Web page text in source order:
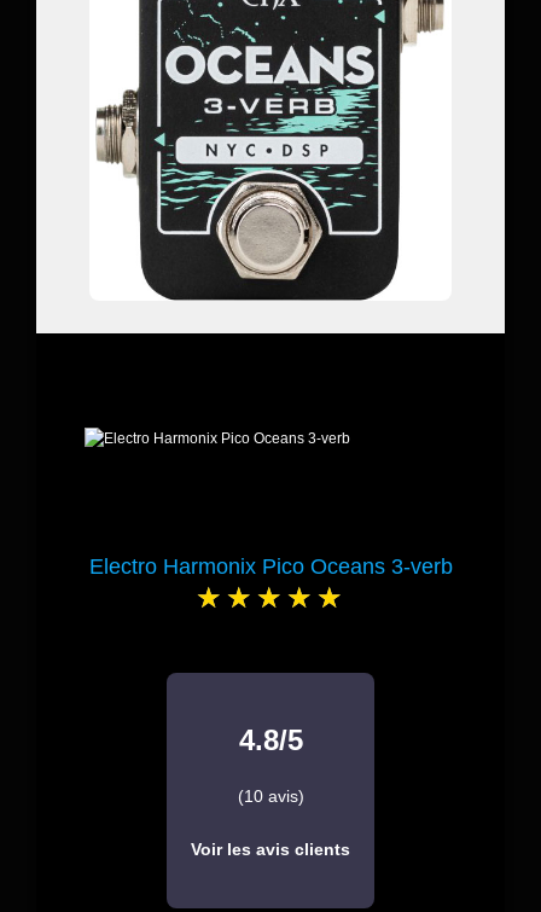
Electro Harmonix Pico Oceans 3-verb
4.8/5
(10 avis)
Voir les avis clients